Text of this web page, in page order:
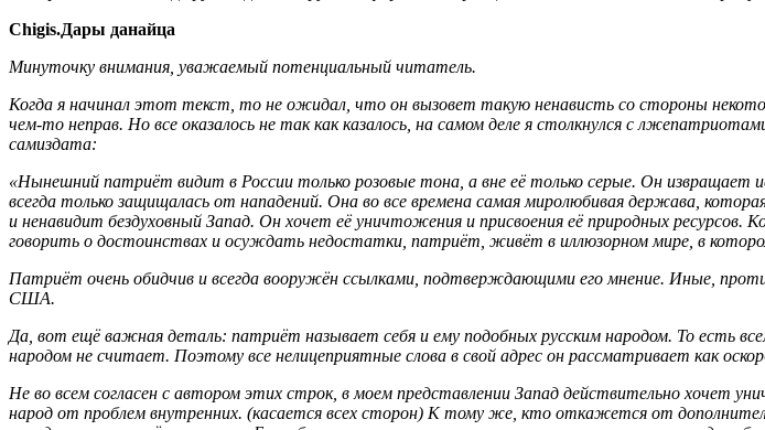
Chigis.Дары данайца
Минуточку внимания, уважаемый потенциальный читатель.
Когда я начинал этот текст, то не ожидал, что он вызовет такую ненависть со стороны
чем-то неправ. Но все оказалось не так как казалось, на самом деле я столкнулся с
самиздата:
«Нынешний патриёт видит в России только розовые тона, а вне её только серые. Он
всегда только защищалась от нападений. Она во все времена самая миролюбивая держава,
и ненавидит бездуховный Запад. Он хочет её уничтожения и присвоения её природных
говорить о достоинствах и осуждать недостатки, патриёт, живёт в иллюзорном мире, в
Патриёт очень обидчив и всегда вооружён ссылками, подтверждающими его мнение. Иные,
США.
Да, вот ещё важная деталь: патриёт называет себя и ему подобных русским народом. То есть
народом не считает. Поэтому все нелицеприятные слова в свой адрес он рассматривает как
Не во всем согласен с автором этих строк, в моем представлении Запад действительно хочет
народ от проблем внутренних. (касается всех сторон) К тому же, кто откажется от